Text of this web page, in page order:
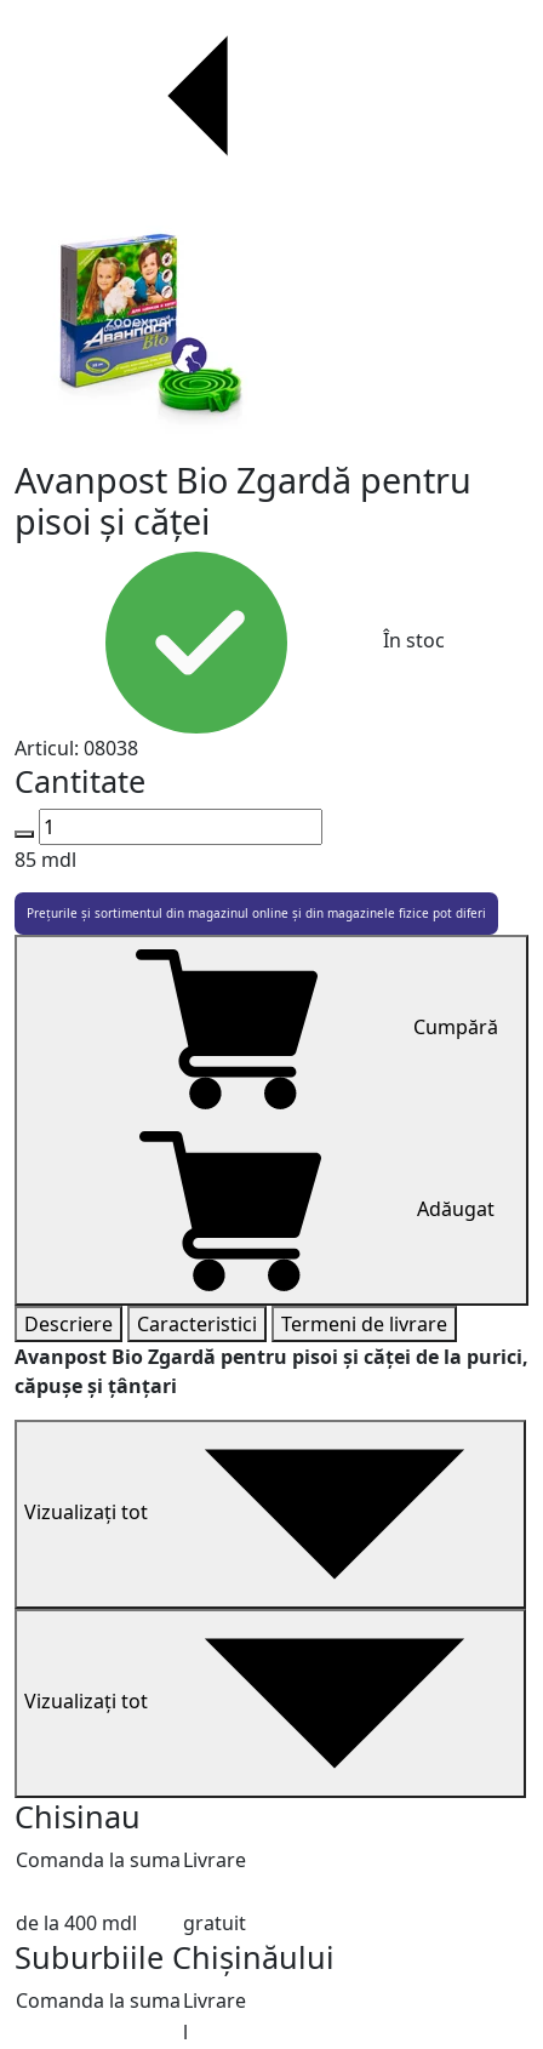
Avanpost Bio Zgardă pentru
pisoi și căței
În stoc
Articul: 08038
Cantitate
85 mdl
Prețurile și sortimentul din magazinul online și din magazinele fizice pot diferi
Cumpără
Adăugat
Descriere Caracteristici
Termeni de livrare
Avanpost Bio Zgardă pentru pisoi și căței de la purici,
căpușe și țânțari
Vizualizați tot
Vizualizați tot
Chisinau
Comanda la sumaLivrare
de la 400 mdl gratuit
Suburbiile Chișinăului
Comanda la sumaLivrare
l